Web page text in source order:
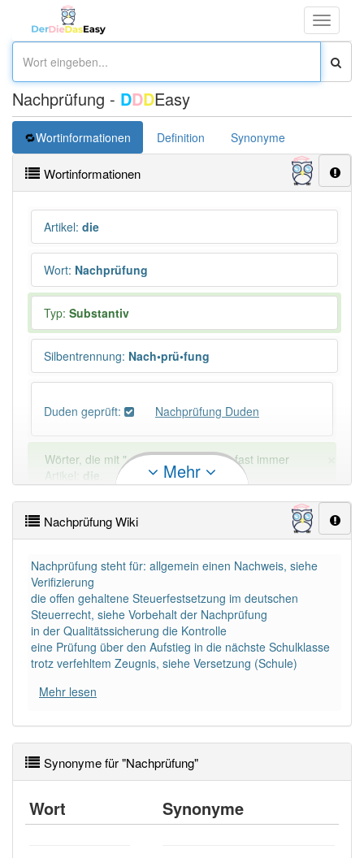
Toggle
Nachprüfung - DDDEasy
Wortinformationen Definition Synonyme
Wortinformationen
Artikel: die
Wort: Nachprüfung
Typ: Substantiv
Silbentrennung: Nach•prü•fung
Duden geprüft: Nachprüfung Duden
Wörter, die mit "-ung" enden, haben fast immer
Artikel:
die
DER: Ausnahmen
Beispiele
DIE:11 043
DAS:2Ausnahmen Beispiele
PowerIndex:15
Häufigkeit: 4 von 10
Wörter mit Endung-nachprüfung: 1
Wörter mit Endung-nachprüfung
anderen Artikeldie: 0
90% unserer Spielapp-Nutzer haben den Artikel
Mehr
Nachprüfung Wiki
Nachprüfung steht für: allgemein einen Nachweis, siehe
Verifizierung
die offen gehaltene Steuerfestsetzung im deutschen
Steuerrecht, siehe Vorbehalt der Nachprüfung
in der Qualitätssicherung die Kontrolle
eine Prüfung über den Aufstieg in die nächste Schulklasse
trotz verfehltem Zeugnis, siehe Versetzung (Schule)
Mehr lesen
Synonyme für "Nachprüfung"
Wort Synonyme